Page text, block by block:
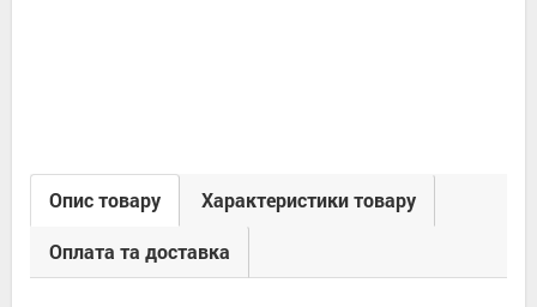
Опис товару Характеристики товару
Оплата та доставка